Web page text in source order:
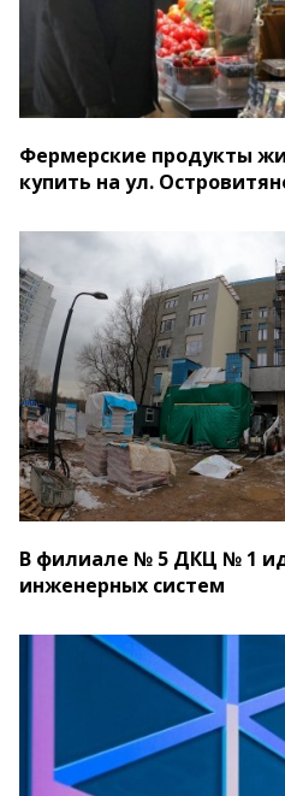
Фермерские продукты
купить на ул.
В филиале № 5 ДКЦ № 1
инженерных систем